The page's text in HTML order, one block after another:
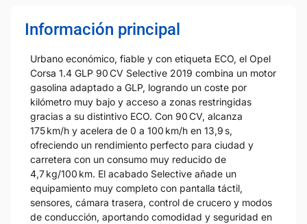
Información principal
Urbano económico, fiable y con etiqueta ECO, el Opel
Corsa 1.4 GLP 90 CV Selective 2019 combina un motor
gasolina adaptado a GLP, logrando un coste por
kilómetro muy bajo y acceso a zonas restringidas
gracias a su distintivo ECO. Con 90 CV, alcanza
175 km/h y acelera de 0 a 100 km/h en 13,9 s,
ofreciendo un rendimiento perfecto para ciudad y
carretera con un consumo muy reducido de
4,7 kg/100 km. El acabado Selective añade un
equipamiento muy completo con pantalla táctil,
sensores, cámara trasera, control de crucero y modos
de conducción, aportando comodidad y seguridad en